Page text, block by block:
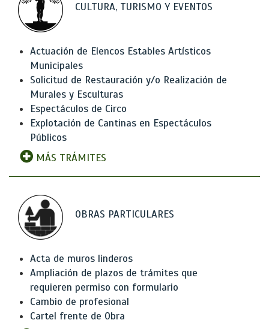
CULTURA, TURISMO Y EVENTOS
Actuación de Elencos Estables Artísticos
Municipales
Solicitud de Restauración y/o Realización de
Murales y Esculturas
Espectáculos de Circo
Explotación de Cantinas en Espectáculos
Públicos
MÁS TRÁMITES
OBRAS PARTICULARES
Acta de muros linderos
Ampliación de plazos de trámites que
requieren permiso con formulario
Cambio de profesional
Cartel frente de Obra